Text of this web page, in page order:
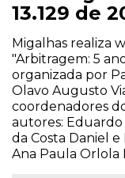
13.129 de
Migalhas realiza
"Arbitragem: 5
organizada por
Olavo Augusto
coordenadores
autores: Eduardo
da Costa Daniel
Ana Paula Orlola